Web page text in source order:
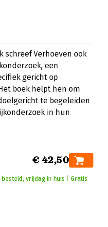
schreef Verhoeven ook
een
gericht op
boek helpt hen om
te begeleiden
in hun
€ 42,50
besteld, vrijdag in huis | Gratis